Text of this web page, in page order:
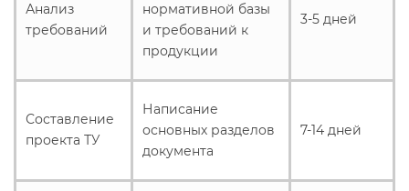
Анализ
требований
нормативной базы
и требований к
продукции
3-5 дней
Составление
проекта ТУ
Написание
основных разделов
документа
7-14 дней
Остальное
Декларирование пищевой
продукции (ТР ТС 021)
Декларирование алкогольной
продукции (ТР ЕАЭС 047)
Декларирование